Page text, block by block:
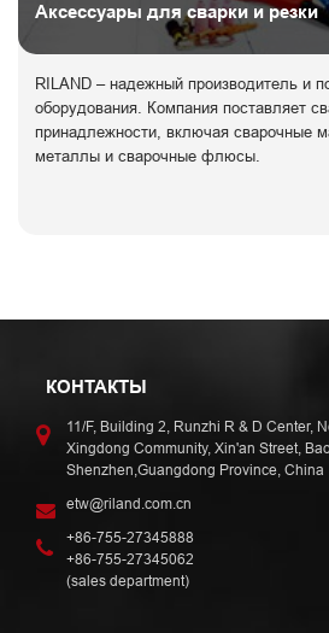
Аксессуары для сварки и резки
RILAND – надежный производитель и
оборудования. Компания поставляет
принадлежности, включая сварочные
металлы и сварочные флюсы.
КОНТАКТЫ
11/F, Building 2, Runzhi R & D Center,
Xingdong Community, Xin'an Street,
Shenzhen,Guangdong Province, China
etw@riland.com.cn
+86-755-27345888
+86-755-27345062
(sales department)